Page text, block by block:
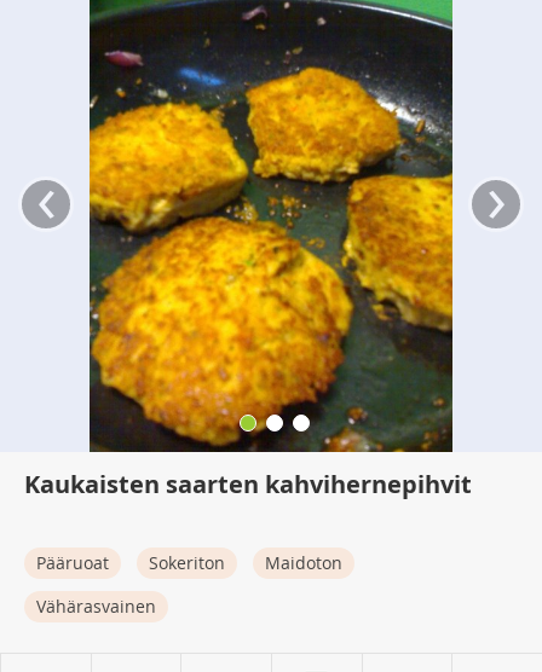
‹ ›
Kaukaisten saarten kahvihernepihvit
Pääruoat Sokeriton
Maidoton
Vähärasvainen